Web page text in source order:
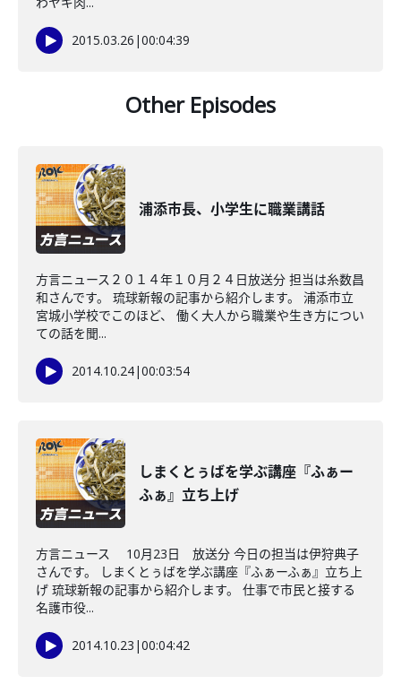
2015.03.26 |00:04:39
Other Episodes
浦添市長、小学生に職業講話
方言ニュース２０１４年１０月２４日放送分 担当は糸数昌
和さんです。 琉球新報の記事から紹介します。 浦添市立
宮城小学校でこのほど、 働く大人から職業や生き方につい
ての話を聞...
2014.10.24|00:03:54
しまくとぅばを学ぶ講座『ふぁー
ふぁ』立ち上げ
方言ニュース 10月23日 放送分 今日の担当は伊狩典子
さんです。 しまくとぅばを学ぶ講座『ふぁーふぁ』立ち上
げ 琉球新報の記事から紹介します。 仕事で市民と接する
名護市役...
2014.10.23 |00:04:42